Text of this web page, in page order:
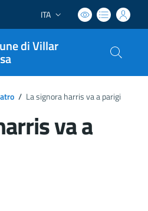
Lingua attiva:
ITA
di Villar
/ La signora harris va a parigi
va a